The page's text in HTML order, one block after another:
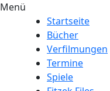
Menü
Startseite
Bücher
Verfilmungen
Termine
Spiele